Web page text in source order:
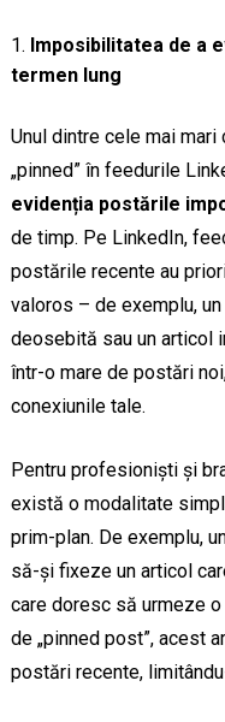
Imposibilitatea de a
termen lung
Unul dintre cele mai
„pinned” în feedurile
evidenția postările
de timp. Pe LinkedIn,
postările recente au
valoros – de exemplu,
deosebită sau un articol
într-o mare de postări
conexiunile tale.
Pentru profesioniști și
există o modalitate
prim-plan. De exemplu,
să-și fixeze un articol
care doresc să urmeze
de „pinned post”, acest
postări recente,